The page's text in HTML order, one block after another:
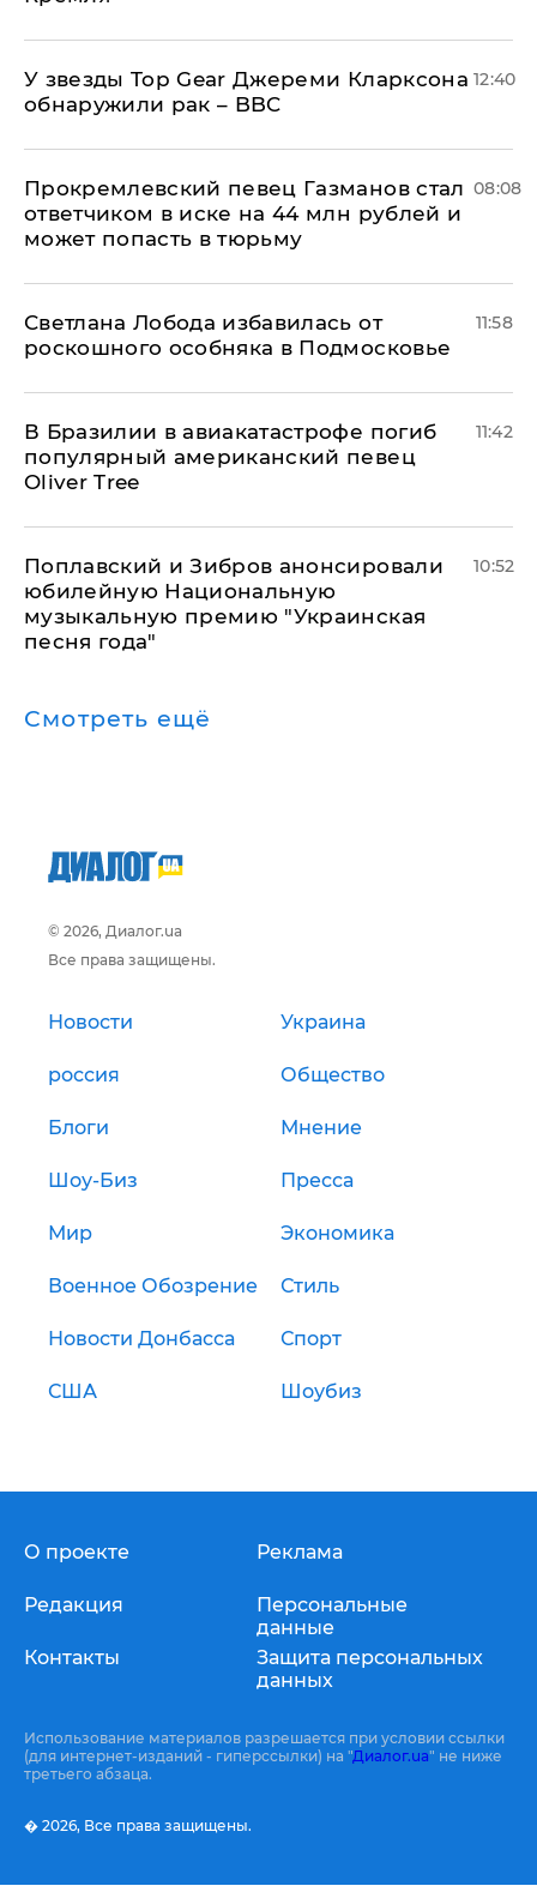
У звезды Top Gear Джереми Кларксона
обнаружили рак – BBC
12:40
Прокремлевский певец Газманов стал
ответчиком в иске на 44 млн рублей и
может попасть в тюрьму
08:08
Светлана Лобода избавилась от
роскошного особняка в Подмосковье
11:58
В Бразилии в авиакатастрофе погиб
популярный американский певец
Oliver Tree
11:42
Поплавский и Зибров анонсировали
юбилейную Национальную
музыкальную премию "Украинская
песня года"
10:52
Смотреть ещё
© 2026, Диалог.ua
Все права защищены.
Новости Украина
россия Общество
Блоги Мнение
Шоу-Биз Пресса
Мир Экономика
Военное Обозрение Стиль
Новости Донбасса Спорт
США Шоубиз
О проекте
Редакция
Контакты
Реклама
Персональные
данные
Защита персональных
данных
Использование материалов разрешается при условии ссылки
(для интернет-изданий - гиперссылки) на "Диалог.ua" не ниже
третьего абзаца.
� 2026, Все права защищены.